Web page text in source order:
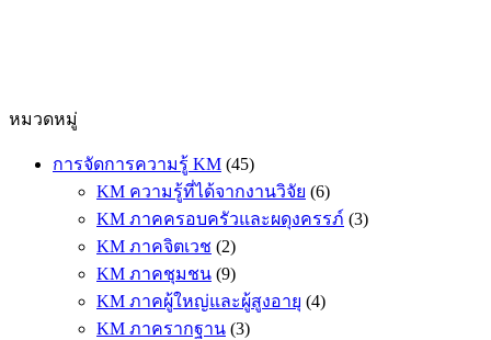
หมวดหมู่
การจัดการความรู้ KM (45)
KM ความรู้ที่ได้จากงานวิจัย (6)
KM ภาคครอบครัวและผดุงครรภ์ (3)
KM ภาคจิตเวช (2)
KM ภาคชุมชน (9)
KM ภาคผู้ใหญ่และผู้สูงอายุ (4)
KM ภาครากฐาน (3)